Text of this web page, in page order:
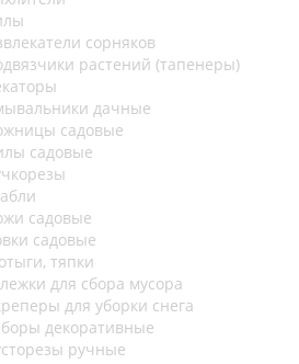
сорняков
растений (тапенеры)
дачные
садовые
садовые
садовые
садовые
тяпки
для сбора мусора
для уборки снега
декоративные
ручные